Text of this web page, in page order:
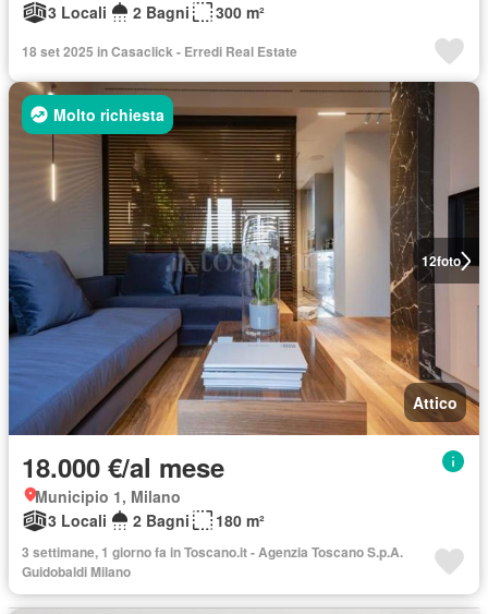
3 Locali
2 Bagni 300 m²
18 set 2025 in Casaclick - Erredi Real Estate
12foto
Molto richiesta
Attico
18.000 €/al mese
Municipio 1, Milano
3 Locali
2 Bagni 180 m²
3 settimane, 1 giorno fa in Toscano.it - Agenzia Toscano S.p.A.
Guidobaldi Milano